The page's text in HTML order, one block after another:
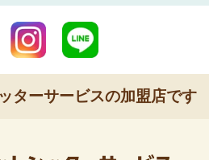
ターサービスの加盟店です